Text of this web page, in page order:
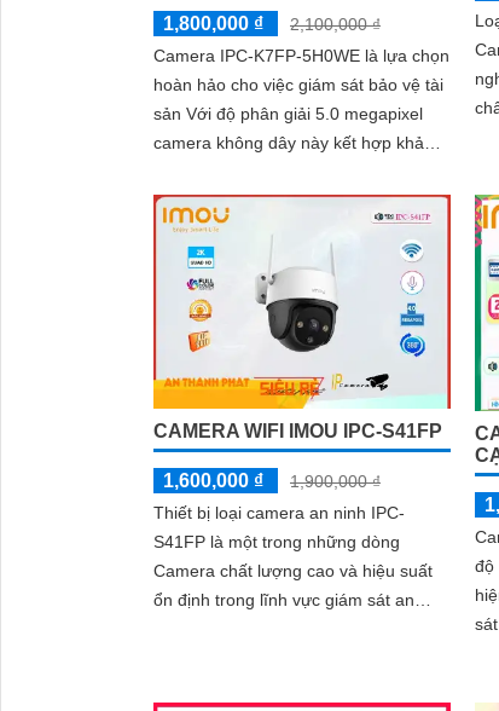
1,800,000 ₫
2,100,000 ₫
Camera IPC-K7FP-5H0WE là lựa chọn
hoàn hảo cho việc giám sát bảo vệ tài
sản Với độ phân giải 5.0 megapixel
camera không dây này kết hợp khả
minh và phát hiện hình dáng người
nghệ
CAMERA WIFI IMOU IPC-S41FP
1,600,000 ₫
1,900,000 ₫
Thiết bị loại camera an ninh IPC-
S41FP là một trong những dòng
Camera chất lượng cao và hiệu suất
ổn định trong lĩnh vực giám sát an
độ
hiện